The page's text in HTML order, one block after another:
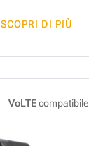
SCOPRI DI PIÙ
VoLTEcompatibile